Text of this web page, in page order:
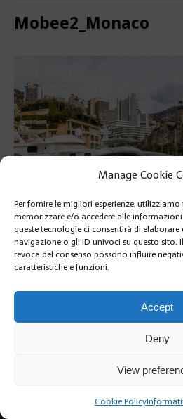
Manage Cookie
Per fornire le migliori esperienze,
memorizzare e/o accedere alle
queste tecnologie ci consentirà di
navigazione o gli ID univoci su questo sito.
revoca del consenso possono influire
caratteristiche e funzioni.
Accept
Deny
View
Cookie Policy
Mobee2_Monaco
PRÉCÉDENT
Copyright @2019 |